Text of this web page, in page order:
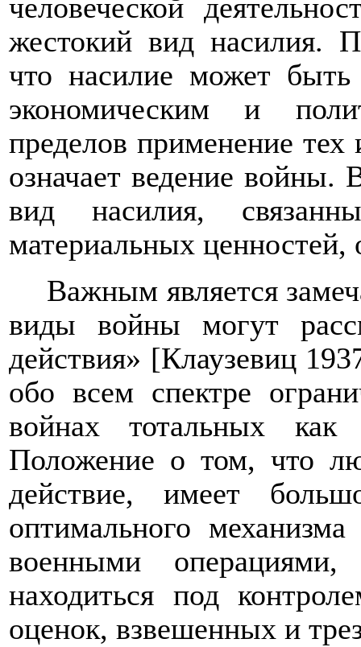
человеческой
жестокий вид насилия.
что насилие может
экономическим и
пределов применение
означает ведение
вид насилия,
материальных ценностей,
Важным является
виды войны могут
действия» [Клаузевиц
обо всем спектре
войнах тотальных как
Положение о том, что
действие, имеет
оптимального
военными
находиться под
оценок, взвешенных и